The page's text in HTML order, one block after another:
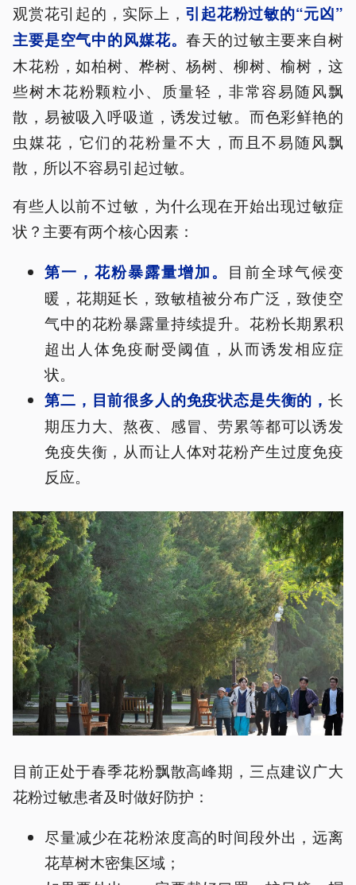
观赏花引起的，实际上， 引起花粉过敏的“元凶”
主要是空气中的风媒花。春天的过敏主要来自树
木花粉，如柏树、桦树、杨树、柳树、榆树，这
些树木花粉颗粒小、质量轻，非常容易随风飘
散，易被吸入呼吸道，诱发过敏。而色彩鲜艳的
虫媒花，它们的花粉量不大，而且不易随风飘
散，所以不容易引起过敏。
有些人以前不过敏，为什么现在开始出现过敏症
状？主要有两个核心因素：
第一，花粉暴露量增加。 目前全球气候变
暖，花期延长，致敏植被分布广泛，致使空
气中的花粉暴露量持续提升。花粉长期累积
超出人体免疫耐受阈值，从而诱发相应症
状。
第二，目前很多人的免疫状态是失衡的， 长
期压力大、熬夜、感冒、劳累等都可以诱发
免疫失衡，从而让人体对花粉产生过度免疫
反应。
目前正处于春季花粉飘散高峰期，三点建议广大
花粉过敏患者及时做好防护：
尽量减少在花粉浓度高的时间段外出，远离
花草树木密集区域；